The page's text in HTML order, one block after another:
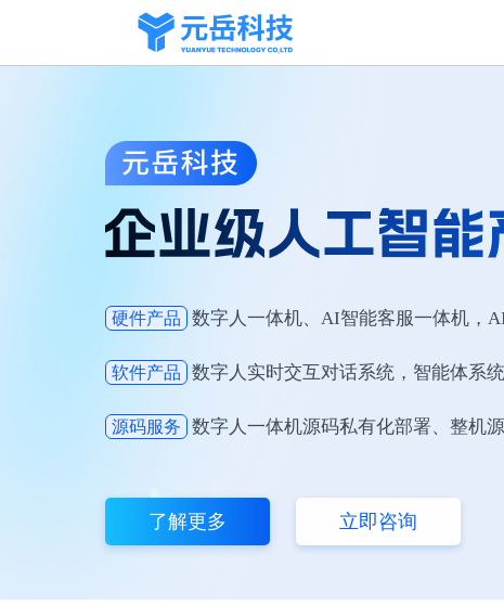
硬件产品 数字人一体机、AI智能客服一体机，
软件产品 数字人实时交互对话系统，智能体系
源码服务 数字人一体机源码私有化部署、整机
了解更多 立即咨询